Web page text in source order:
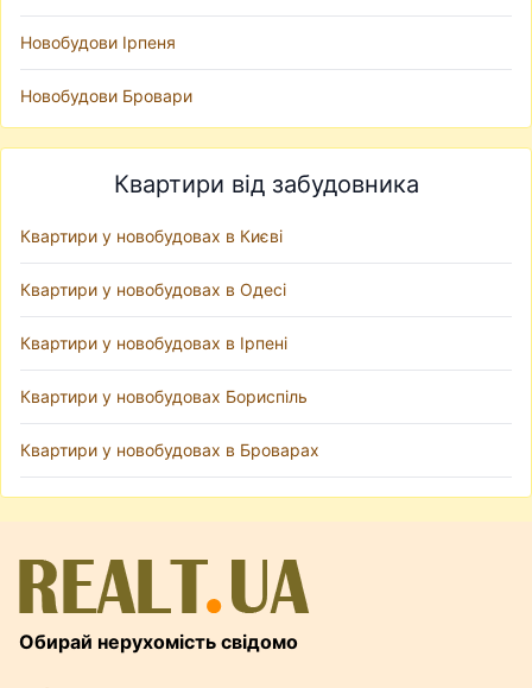
Новобудови Ірпеня
Новобудови Бровари
Квартири від забудовника
Квартири у новобудовах в Києві
Квартири у новобудовах в Одесі
Квартири у новобудовах в Ірпені
Квартири у новобудовах Бориспіль
Квартири у новобудовах в Броварах
Обирай нерухомість свідомо